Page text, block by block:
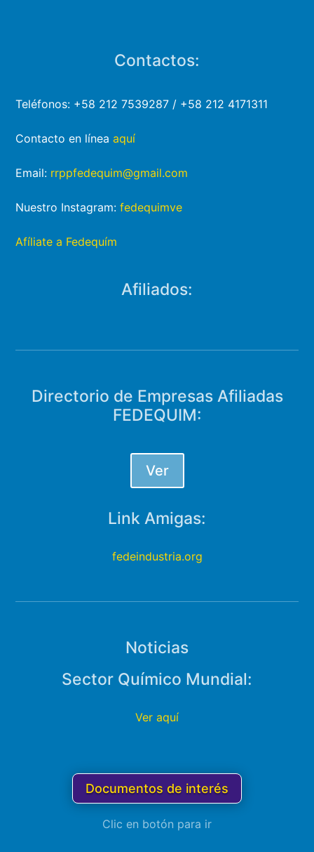
Contactos:
Teléfonos: +58 212 7539287 / +58 212 4171311
Contacto en líneaaquí
Email: rrppfedequim@gmail.com
Nuestro Instagram:fedequimve
Afíliate a Fedequím
Afiliados:
Directorio de Empresas Afiliadas
FEDEQUIM:
Ver
Link Amigas:
fedeindustria.org
Noticias
Sector Químico Mundial:
Ver aquí
Documentos de interés
Clic en botón para ir